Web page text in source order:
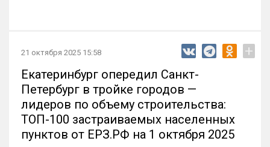
21 октября 2025 15:58 +
Екатеринбург опередил Санкт-
Петербург в тройке городов —
лидеров по объему строительства:
ТОП-100 застраиваемых населенных
пунктов от ЕРЗ.РФ на 1 октября 2025